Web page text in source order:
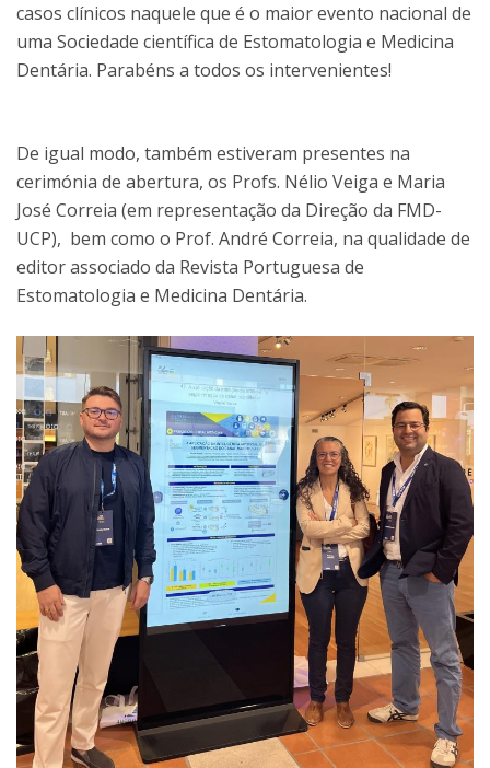
casos clínicos naquele que é o maior evento nacional de
uma Sociedade científica de Estomatologia e Medicina
Dentária. Parabéns a todos os intervenientes!
De igual modo, também estiveram presentes na
cerimónia de abertura, os Profs. Nélio Veiga e Maria
José Correia (em representação da Direção da FMD-
UCP), bem como o Prof. André Correia, na qualidade de
editor associado da Revista Portuguesa de
Estomatologia e Medicina Dentária.